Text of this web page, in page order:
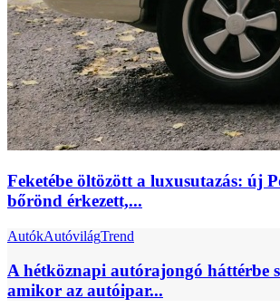
Feketébe öltözött a luxusutazás: új
bőrönd érkezett,...
AutókAutóvilágTrend
A hétköznapi autórajongó háttérbe
amikor az autóipar...